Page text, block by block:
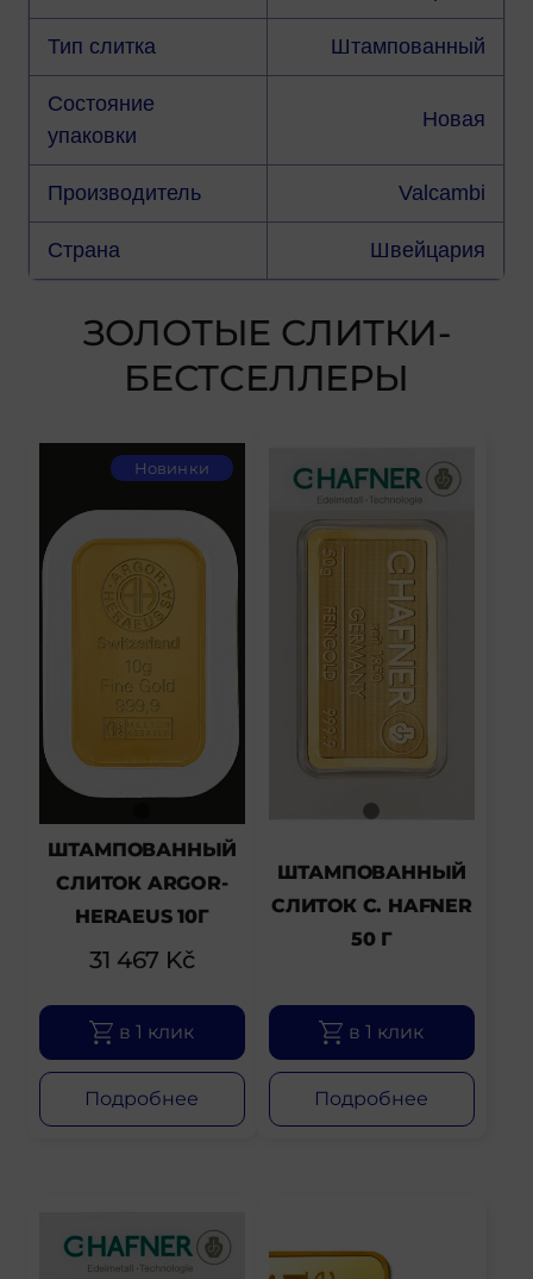
Тип слитка Штампованный
Состояние
упаковки
Новая
Производитель Valcambi
Страна Швейцария
ЗОЛОТЫЕ СЛИТКИ-
БЕСТСЕЛЛЕРЫ
Новинки
ШТАМПОВАННЫЙ
СЛИТОК ARGOR-
HERAEUS 10Г
31 467 Kč
в 1 клик
Подробнее
ШТАМПОВАННЫЙ
СЛИТОК C. HAFNER
50 Г
в 1 клик
Подробнее